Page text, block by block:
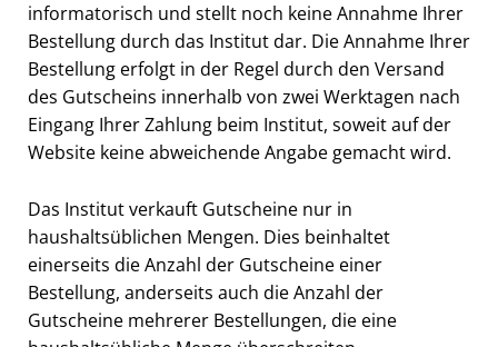
informatorisch und stellt noch keine Annahme Ihrer
Bestellung durch das Institut dar. Die Annahme Ihrer
Bestellung erfolgt in der Regel durch den Versand
des Gutscheins innerhalb von zwei Werktagen nach
Eingang Ihrer Zahlung beim Institut, soweit auf der
Website keine abweichende Angabe gemacht wird.
Das Institut verkauft Gutscheine nur in
haushaltsüblichen Mengen. Dies beinhaltet
einerseits die Anzahl der Gutscheine einer
Bestellung, anderseits auch die Anzahl der
Gutscheine mehrerer Bestellungen, die eine